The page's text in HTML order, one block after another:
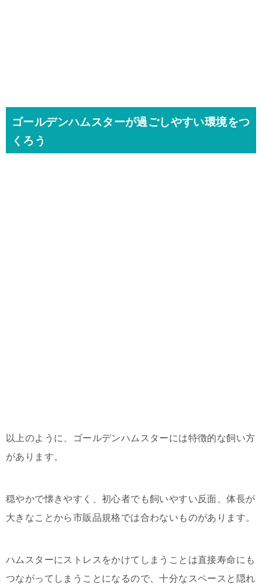
ゴールデンハムスターが過ごしやすい環境をつ
くろう
以上のように、ゴールデンハムスターには特徴的な飼い方
があります。
穏やかで懐きやすく、初心者でも飼いやすい反面、体長が
大きなことから市販品規格では合わないものがあります。
ハムスターにストレスをかけてしまうことは直接寿命にも
つながってしまうことになるので、十分なスペースと隠れ